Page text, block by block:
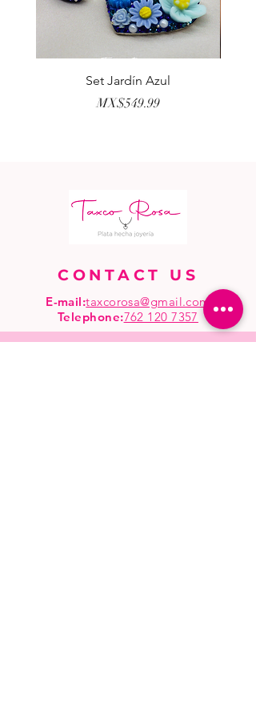
Set Jardín Azul
Price
MX$549.99
CONTACT US
E-mail:taxcorosa@gmail.com
Telephone:762 120 7357